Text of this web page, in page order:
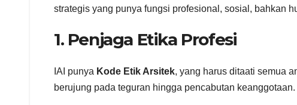
strategis yang punya fungsi profesional, sosial, bahkan
1. Penjaga Etika Profesi
IAI punya Kode Etik Arsitek, yang harus ditaati semua
berujung pada teguran hingga pencabutan keanggotaan.